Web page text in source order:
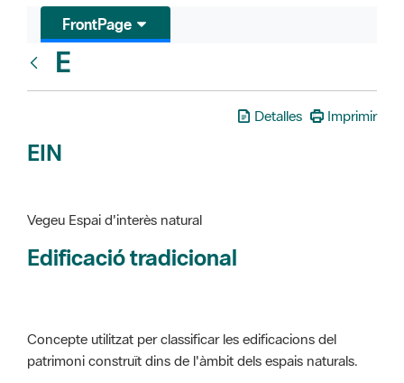
FrontPage
E
Detalles Imprimir
EIN
Vegeu Espai d'interès natural
Edificació tradicional
Concepte utilitzat per classificar les edificacions del
patrimoni construït dins de l'àmbit dels espais naturals.